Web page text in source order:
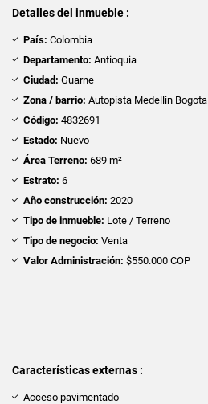
Detalles del inmueble :
País: Colombia
Departamento: Antioquia
Ciudad: Guarne
Zona / barrio: Autopista Medellin Bogota
Código: 4832691
Estado: Nuevo
Área Terreno: 689 m²
Estrato: 6
Año construcción: 2020
Tipo de inmueble: Lote / Terreno
Tipo de negocio: Venta
Valor Administración: $550.000 COP
Características externas :
Acceso pavimentado